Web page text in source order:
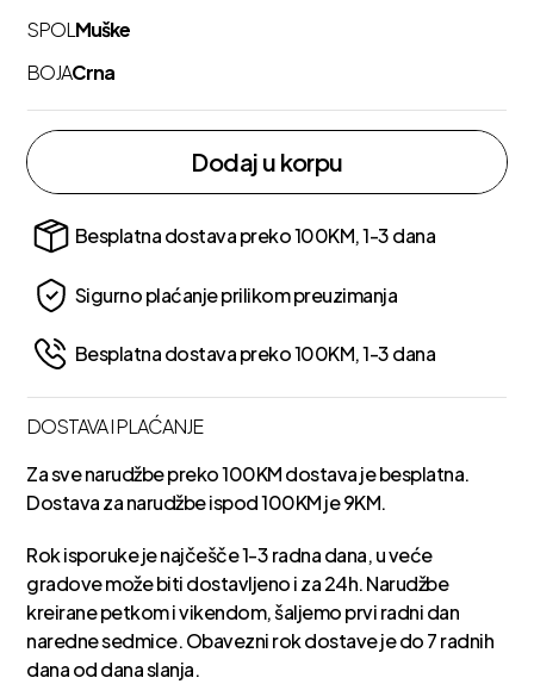
SPOL Muške
BOJACrna
Dodaj u korpu
Besplatna dostava preko 100KM, 1-3 dana
Sigurno plaćanje prilikom preuzimanja
Besplatna dostava preko 100KM, 1-3 dana
DOSTAVA I PLAĆANJE
Za sve narudžbe preko 100KM dostava je besplatna.
Dostava za narudžbe ispod 100KM je 9KM.
Rok isporuke je najčešče 1-3 radna dana, u veće
gradove može biti dostavljeno i za 24h. Narudžbe
kreirane petkom i vikendom, šaljemo prvi radni dan
naredne sedmice. Obavezni rok dostave je do 7 radnih
dana od dana slanja.